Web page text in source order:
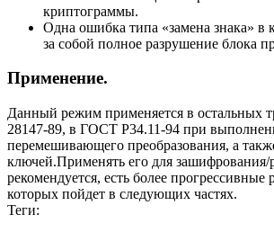
криптограммы.
Одна ошибка типа «замена знака» в
за собой полное разрушение блока
Применение.
Данный режим применяется в остальных
28147-89, в ГОСТ Р34.11-94 при
перемешивающего преобразования, а
ключей.Применять его для
рекомендуется, есть более
которых пойдет в следующих частях.
Теги: